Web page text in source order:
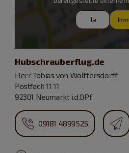
Ja
Hubschrauberflug.de
Herr Tobias von Wolffersdorff
Postfach 11 11
92301 Neumarkt i.d.OPf.
09181 4899525